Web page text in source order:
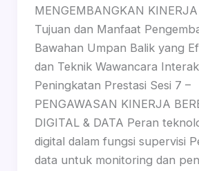
MENGEMBANGKAN
Tujuan dan Manfaat
Bawahan Umpan Balik yang
dan Teknik Wawancara
Peningkatan Prestasi Sesi 7 –
PENGAWASAN KINERJA
DIGITAL & DATA Peran
digital dalam fungsi supervisi
data untuk monitoring dan